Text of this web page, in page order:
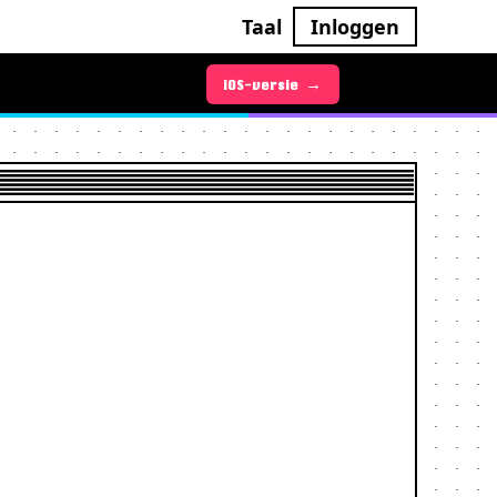
Taal Inloggen
Android-versie →
iOS-versie →